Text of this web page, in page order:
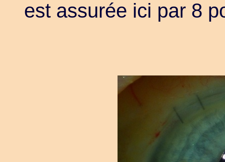
est assurée ici par 8